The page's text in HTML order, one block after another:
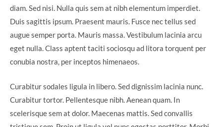
diam. Sed nisi. Nulla quis sem at nibh elementum imperdiet.
Duis sagittis ipsum. Praesent mauris. Fusce nec tellus sed
augue semper porta. Mauris massa. Vestibulum lacinia arcu
eget nulla. Class aptent taciti sociosqu ad litora torquent per
conubia nostra, per inceptos himenaeos.
Curabitur sodales ligula in libero. Sed dignissim lacinia nunc.
Curabitur tortor. Pellentesque nibh. Aenean quam. In
scelerisque sem at dolor. Maecenas mattis. Sed convallis